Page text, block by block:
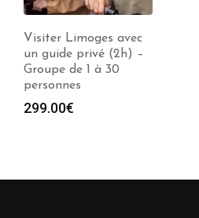
Visiter Bergerac avec
un guide privé (2h) –
Groupe de 1 à 30
personnes
329.00€